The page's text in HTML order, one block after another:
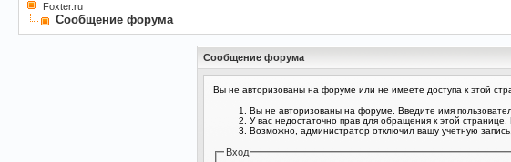
Foxter.ru
Сообщение форума
Сообщение форума
Вы не авторизованы на форуме или не имеете доступа к этой
Вы не авторизованы на форуме. Введите имя
У вас недостаточно прав для обращения к этой
Возможно, администратор отключил вашу учетную
Вход